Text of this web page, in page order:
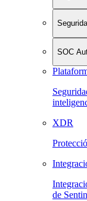
SOC
XDR
de